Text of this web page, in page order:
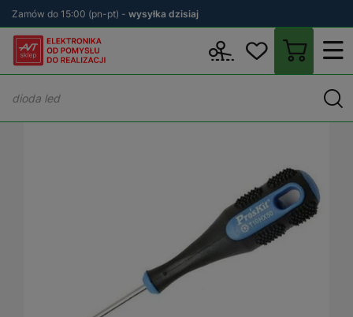
Zamów do 15:00 (pn-pt) - wysyłka dzisiaj
Wkrętaki